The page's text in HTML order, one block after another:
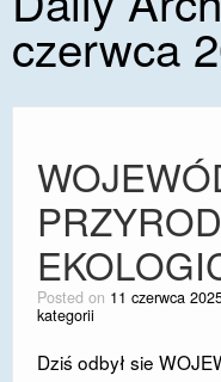
KONTAKT
GALERIA
SPORT
DOSTĘPNOŚĆ
czerwca
Posted on 11 czerwca
kategorii
Dziś odbył sie